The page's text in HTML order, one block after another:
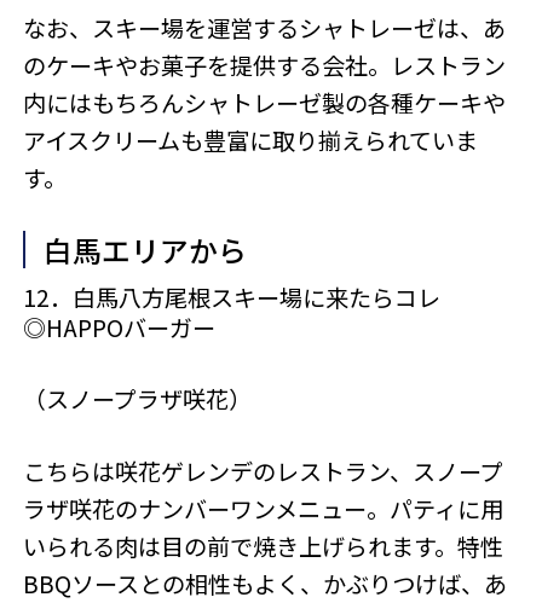
なお、スキー場を運営するシャトレーゼは、あ
のケーキやお菓子を提供する会社。レストラン
内にはもちろんシャトレーゼ製の各種ケーキや
アイスクリームも豊富に取り揃えられていま
す。
白馬エリアから
12．白馬八方尾根スキー場に来たらコレ
◎HAPPOバーガー
（スノープラザ咲花）
こちらは咲花ゲレンデのレストラン、スノープ
ラザ咲花のナンバーワンメニュー。パティに用
いられる肉は目の前で焼き上げられます。特性
BBQソースとの相性もよく、かぶりつけば、あ